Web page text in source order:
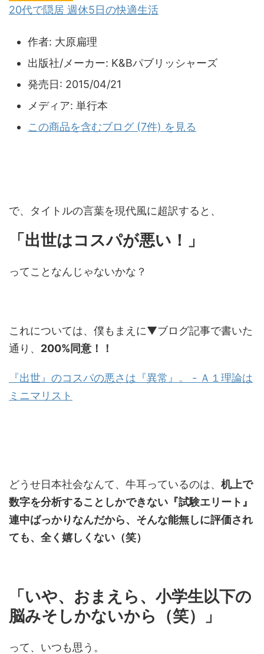
20代で隠居 週休5日の快適生活
作者: 大原扁理
出版社/メーカー: K&Bパブリッシャーズ
発売日: 2015/04/21
メディア: 単行本
この商品を含むブログ (7件) を見る
で、タイトルの言葉を現代風に超訳すると、
「出世はコスパが悪い！」
ってことなんじゃないかな？
これについては、僕もまえに▼ブログ記事で書いた
通り、 200%同意！！
『出世』のコスパの悪さは『異常』。 - Ａ１理論は
ミニマリスト
どうせ日本社会なんて、牛耳っているのは、 机上で
数字を分析することしかできない『試験エリート』
連中ばっかりなんだから、そんな能無しに評価され
ても、全く嬉しくない（笑）
「いや、おまえら、小学生以下の
脳みそしかないから（笑）」
って、いつも思う。